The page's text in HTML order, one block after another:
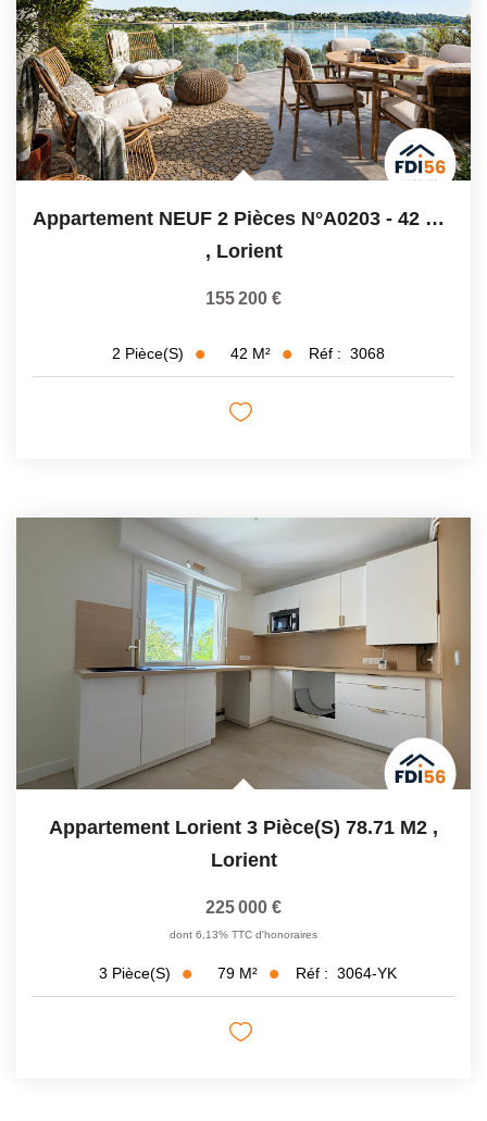
Appartement NEUF 2 Pièces N°A0203 - 42 M² - 1155 200€ ...
, Lorient
155 200 €
2 Pièce(s) 42 M² Réf : 3068
Appartement Lorient 3 Pièce(s) 78.71 M2 ,
Lorient
225 000 €
dont 6,13% TTC d'honoraires
3 Pièce(s) 79 M² Réf : 3064-YK